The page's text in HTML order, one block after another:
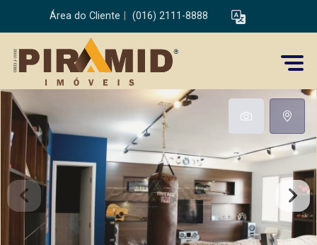
Área do Cliente (016) 2111-8888